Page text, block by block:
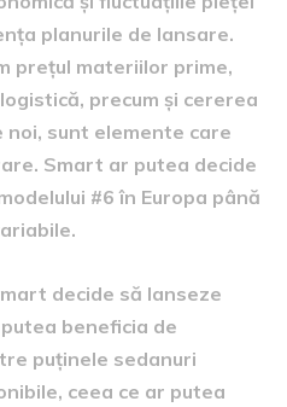
planurile de lansare.
prețul materiilor prime,
precum și cererea
sunt elemente care
Smart ar putea decide
#6 în Europa până
decide să lanseze
beneficia de
puținele sedanuri
ceea ce ar putea